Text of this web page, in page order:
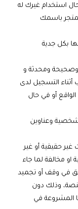
استخدام غيرك له
باسمك
بكل جدية
وصحيحة ومحدثة و
التسجيل لدى
الواقع أو في حال
وعناوين
حقيقية أو غير
او مخالفة لما جاء
في وقف أو تجميد
وذلك دون
المشروعة في